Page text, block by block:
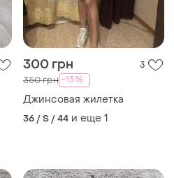
300 грн 3
350 грн -15%
Джинсовая жилетка
36 / S / 44 и еще 1